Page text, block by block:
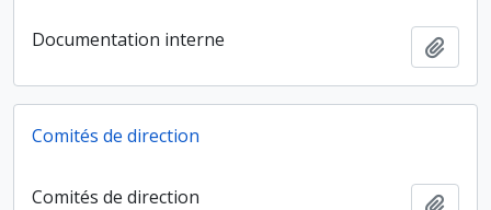
Documentation interne
Comités de direction
Comités de direction